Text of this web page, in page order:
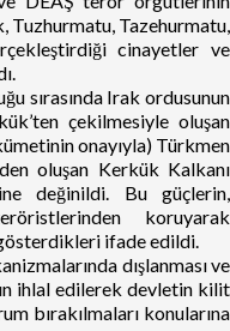
Tazehurmatu,
cinayetler ve
sırasında Irak ordusunun
çekilmesiyle oluşan
onayıyla) Türkmen
oluşan Kerkük Kalkanı
değinildi. Bu güçlerin,
koruyarak
ifade edildi.
dışlanması ve
ihlal edilerek devletin kilit
bırakılmaları konularına